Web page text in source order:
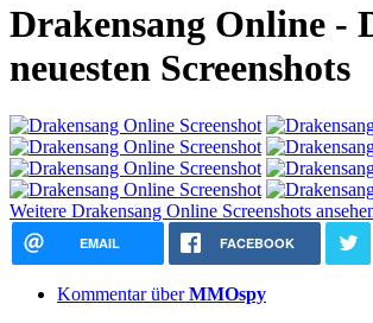
Drakensang Online -
neuesten Screenshots
Weitere Drakensang Online Screenshots
EMAIL FACEBOOK
Kommentar überMMOspy